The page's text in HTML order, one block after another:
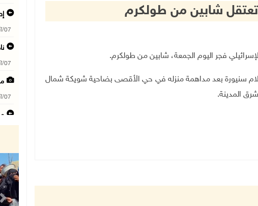
تعتقل شابين من طولكرم
فجر اليوم الجمعة، شابين من طولكرم.
سنيورة بعد مداهمة منزله في حي الأقصى بضاحية شويكة شمال
المدينة.
07/آب/2026 08:48 م
07/آب/2026 08:24 م
07/آب/2026 08:08 م
07/آب/2026 06:26 م
07/آب/2026 06:17 م